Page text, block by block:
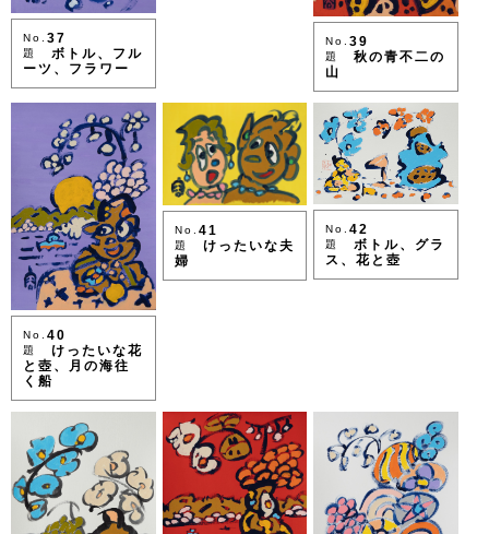
No. 37
題
ボトル、フル
ーツ、フラワー
No.39
題
秋の青不二の
山
No. 40
題
けったいな花
と壺、月の海往
く船
No. 41
題
けったいな夫
婦
No.42
題
ボトル、グラ
ス、花と壺